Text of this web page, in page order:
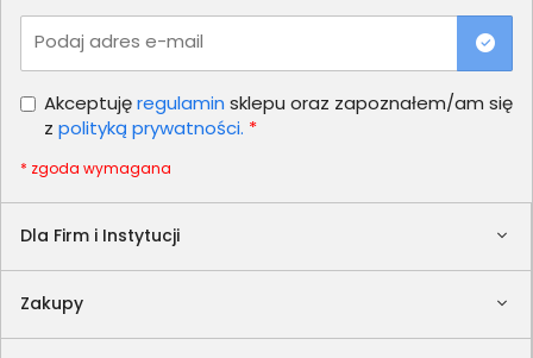
Dla Firm i Instytucji
Zakupy
Podaj adres e-mail
Akceptujęregulamin sklepu oraz zapoznałem/am się
z polityką prywatności. *
* zgoda wymagana